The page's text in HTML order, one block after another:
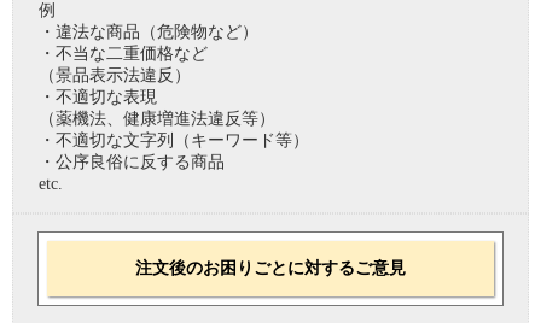
例
・違法な商品（危険物など）
・不当な二重価格など
（景品表示法違反）
・不適切な表現
（薬機法、健康増進法違反等）
・不適切な文字列（キーワード等）
・公序良俗に反する商品
etc.
注文後のお困りごとに対するご意見